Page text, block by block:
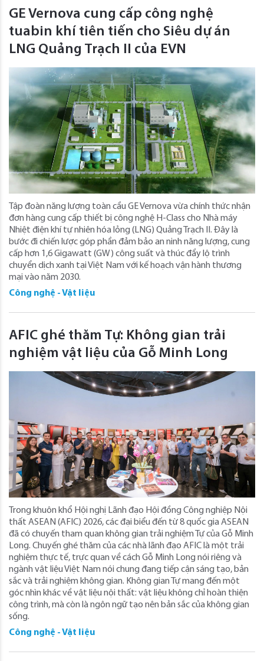
GE Vernova cung cấp công nghệ
tuabin khí tiên tiến cho Siêu dự án
LNG Quảng Trạch II của EVN
Tập đoàn năng lượng toàn cầu GE Vernova vừa chính thức nhận
đơn hàng cung cấp thiết bị công nghệ H-Class cho Nhà máy
Nhiệt điện khí tự nhiên hóa lỏng (LNG) Quảng Trạch II. Đây là
bước đi chiến lược góp phần đảm bảo an ninh năng lượng, cung
cấp hơn 1,6 Gigawatt (GW) công suất và thúc đẩy lộ trình
chuyển dịch xanh tại Việt Nam với kế hoạch vận hành thương
mại vào năm 2030.
Công nghệ - Vật liệu
AFIC ghé thăm Tự: Không gian trải
nghiệm vật liệu của Gỗ Minh Long
Trong khuôn khổ Hội nghị Lãnh đạo Hội đồng Công nghiệp Nội
thất ASEAN (AFIC) 2026, các đại biểu đến từ 8 quốc gia ASEAN
đã có chuyến tham quan không gian trải nghiệm Tự của Gỗ Minh
Long. Chuyến ghé thăm của các nhà lãnh đạo AFIC là một trải
nghiệm thực tế, trực quan về cách Gỗ Minh Long nói riêng và
ngành vật liệu Việt Nam nói chung đang tiếp cận sáng tạo, bản
sắc và trải nghiệm không gian. Không gian Tự mang đến một
góc nhìn khác về vật liệu nội thất: vật liệu không chỉ hoàn thiện
công trình, mà còn là ngôn ngữ tạo nên bản sắc của không gian
sống.
Công nghệ - Vật liệu